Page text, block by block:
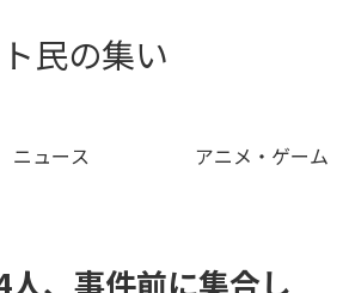
民の集い
ニュース アニメ・ゲーム
人、事件前に集合し